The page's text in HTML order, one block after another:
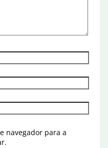
navegador para a